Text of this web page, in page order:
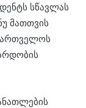
სწავლას
მათთვის